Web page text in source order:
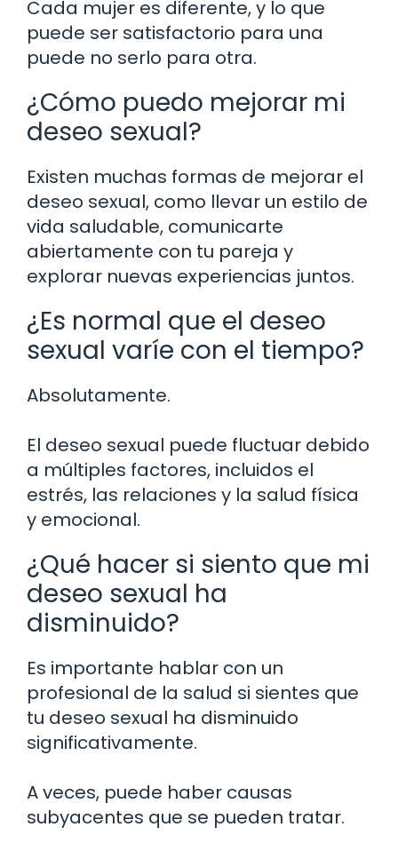
Cada mujer es diferente, y lo que
puede ser satisfactorio para una
puede no serlo para otra.
¿Cómo puedo mejorar mi
deseo sexual?
Existen muchas formas de mejorar el
deseo sexual, como llevar un estilo de
vida saludable, comunicarte
abiertamente con tu pareja y
explorar nuevas experiencias juntos.
¿Es normal que el deseo
sexual varíe con el tiempo?
Absolutamente.
El deseo sexual puede fluctuar debido
a múltiples factores, incluidos el
estrés, las relaciones y la salud física
y emocional.
¿Qué hacer si siento que mi
deseo sexual ha
disminuido?
Es importante hablar con un
profesional de la salud si sientes que
tu deseo sexual ha disminuido
significativamente.
A veces, puede haber causas
subyacentes que se pueden tratar.